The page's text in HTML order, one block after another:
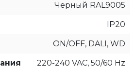
Черный RAL9005
IP20
ON/OFF, DALI, WD
220-240 VAC, 50/60 Hz